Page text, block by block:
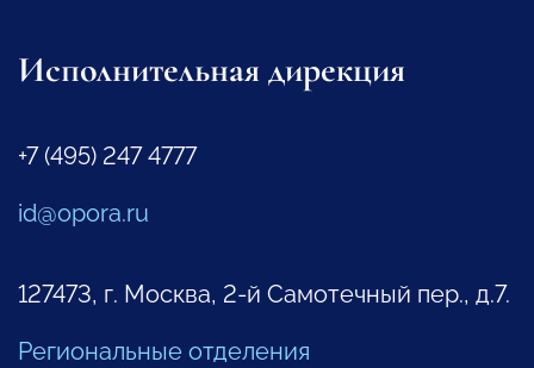
Исполнительная дирекция
+7 (495) 247 4777
id@opora.ru
127473, г. Москва, 2-й Самотечный пер., д.7.
Региональные отделения